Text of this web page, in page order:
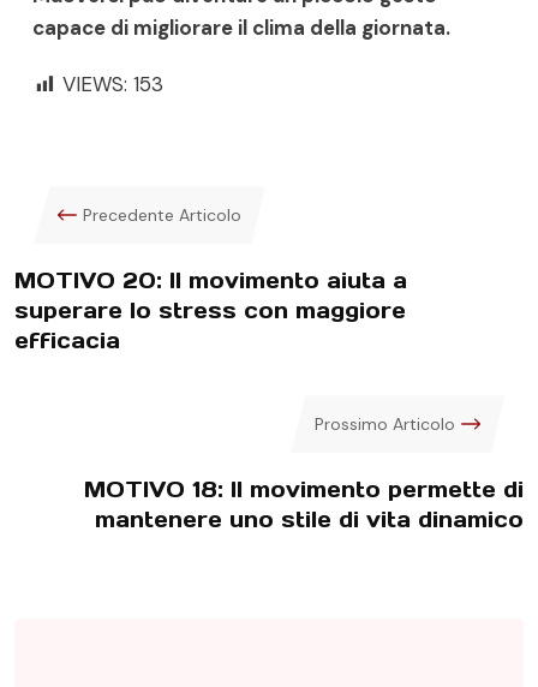
capace di migliorare il clima della giornata.
VIEWS: 153
Precedente Articolo
MOTIVO 20: Il movimento aiuta a
superare lo stress con maggiore
efficacia
Prossimo Articolo
MOTIVO 18: Il movimento permette di
mantenere uno stile di vita dinamico